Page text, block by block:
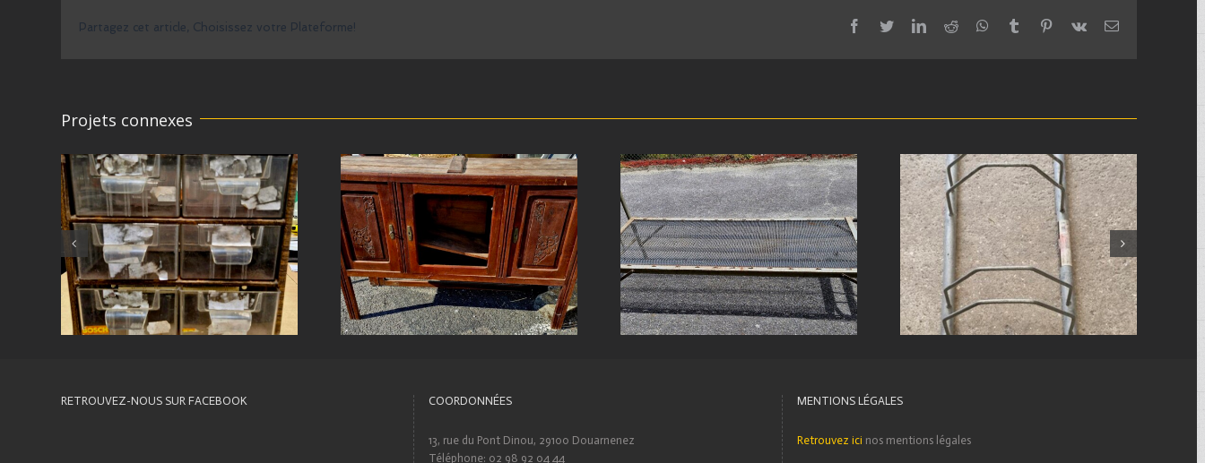
Partagez cet article, Choisissez votre Plateforme! facebook
twitterlinkedinredditwhatsapptumblrpinterest
vk Email
Projets connexes
RETROUVEZ-NOUS SUR FACEBOOK COORDONNÉES
13, rue du Pont Dinou, 29100 Douarnenez
Téléphone: 02 98 92 04 44
MENTIONS LÉGALES
Retrouvez ici nos mentions légales